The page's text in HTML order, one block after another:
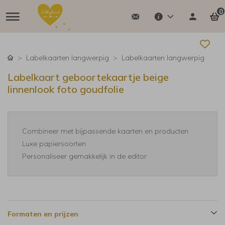
0
Labelkaarten langwerpig Labelkaarten langwerpig
Labelkaart geboortekaartje beige
linnenlook foto goudfolie
Combineer met bijpassende kaarten en producten
Luxe papiersoorten
Personaliseer gemakkelijk in de editor
Formaten en prijzen